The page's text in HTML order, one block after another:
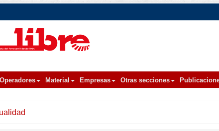
Operadores Material Empresas Otras secciones